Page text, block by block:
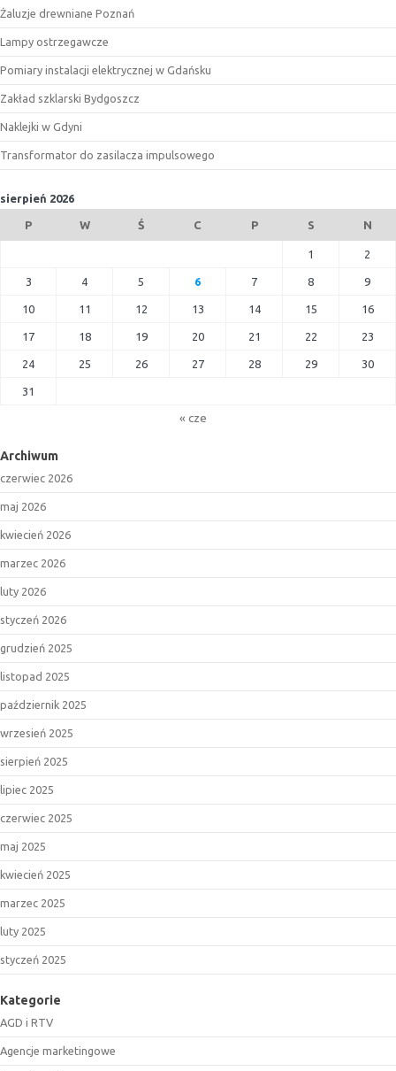
Żaluzje drewniane Poznań
Lampy ostrzegawcze
Pomiary instalacji elektrycznej w Gdańsku
Zakład szklarski Bydgoszcz
Naklejki w Gdyni
Transformator do zasilacza impulsowego
sierpień 2026
P W Ś C P S N
1 2
3 4 5 6 7 8 9
10 11 12 13 14 15 16
17 18 19 20 21 22 23
24 25 26 27 28 29 30
31
« cze
Archiwum
czerwiec 2026
maj 2026
kwiecień 2026
marzec 2026
luty 2026
styczeń 2026
grudzień 2025
listopad 2025
październik 2025
wrzesień 2025
sierpień 2025
lipiec 2025
czerwiec 2025
maj 2025
kwiecień 2025
marzec 2025
luty 2025
styczeń 2025
Kategorie
AGD i RTV
Agencje marketingowe